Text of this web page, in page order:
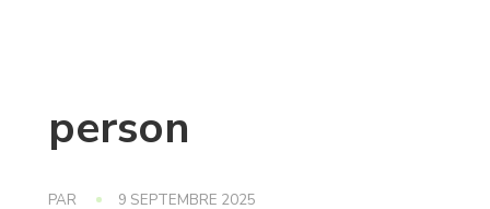
person
PAR 9 SEPTEMBRE 2025